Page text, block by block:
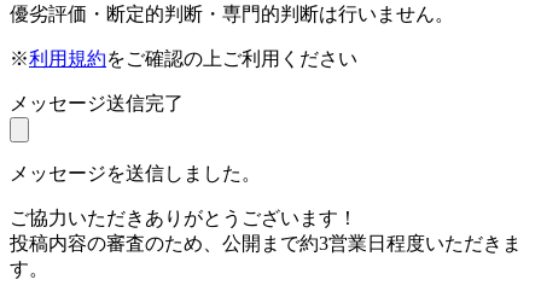
優劣評価・断定的判断・専門的判断は行いません。
※利用規約をご確認の上ご利用ください
メッセージ送信完了
メッセージを送信しました。
ご協力いただきありがとうございます！
投稿内容の審査のため、公開まで約3営業日程度いただきま
す。